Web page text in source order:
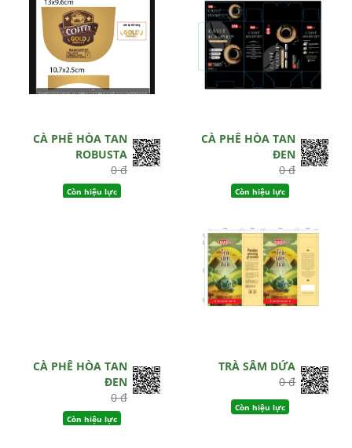
CÀ PHÊ HÒA TAN
ROBUSTA
0 đ
Còn hiệu lực
CÀ PHÊ HÒA TAN
ĐEN
0 đ
Còn hiệu lực
CÀ PHÊ HÒA TAN
ĐEN
0 đ
Còn hiệu lực
TRÀ SÂM DỨA
0 đ
Còn hiệu lực